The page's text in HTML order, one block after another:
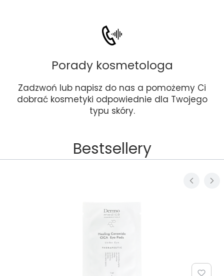
Porady kosmetologa
Zadzwoń lub napisz do nas a pomożemy Ci
dobrać kosmetyki odpowiednie dla Twojego
typu skóry.
Bestsellery